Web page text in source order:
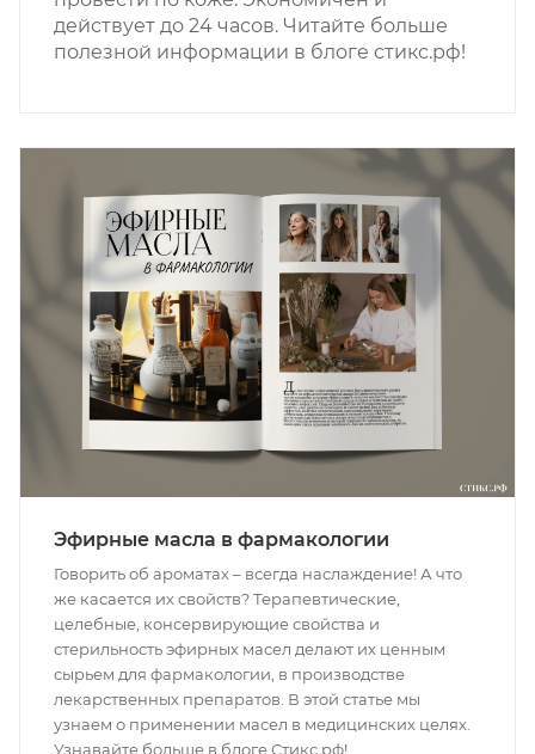
действует до 24 часов. Читайте больше
полезной информации в блоге стикс.рф!
Эфирные масла в фармакологии
Говорить об ароматах – всегда наслаждение! А что
же касается их свойств? Терапевтические,
целебные, консервирующие свойства и
стерильность эфирных масел делают их ценным
сырьем для фармакологии, в производстве
лекарственных препаратов. В этой статье мы
узнаем о применении масел в медицинских целях.
Узнавайте больше в блоге Стикс.рф!